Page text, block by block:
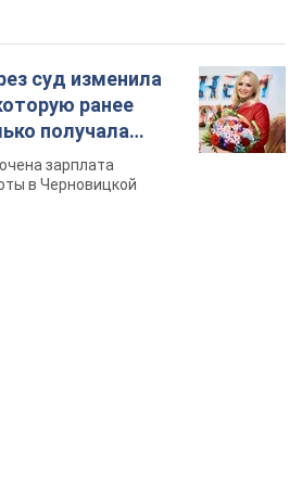
суд изменила
ранее
получала
зарплата
в Черновицкой